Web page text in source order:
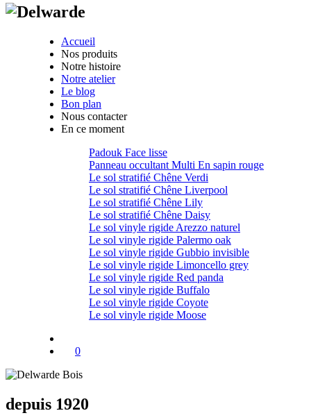
Accueil
Nos produits
Notre histoire
Notre atelier
Le blog
Bon plan
Nous contacter
En ce moment
Padouk Face lisse
Panneau occultant Multi En sapin rouge
Le sol stratifié Chêne Verdi
Le sol stratifié Chêne Liverpool
Le sol stratifié Chêne Lily
Le sol stratifié Chêne Daisy
Le sol vinyle rigide Arezzo naturel
Le sol vinyle rigide Palermo oak
Le sol vinyle rigide Gubbio invisible
Le sol vinyle rigide Limoncello grey
Le sol vinyle rigide Red panda
Le sol vinyle rigide Buffalo
Le sol vinyle rigide Coyote
Le sol vinyle rigide Moose
0
depuis 1920